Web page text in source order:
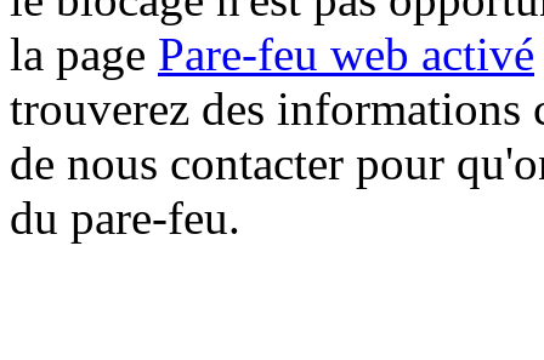
la page Pare-feu web activé
trouverez des informations
de nous contacter pour
du pare-feu.